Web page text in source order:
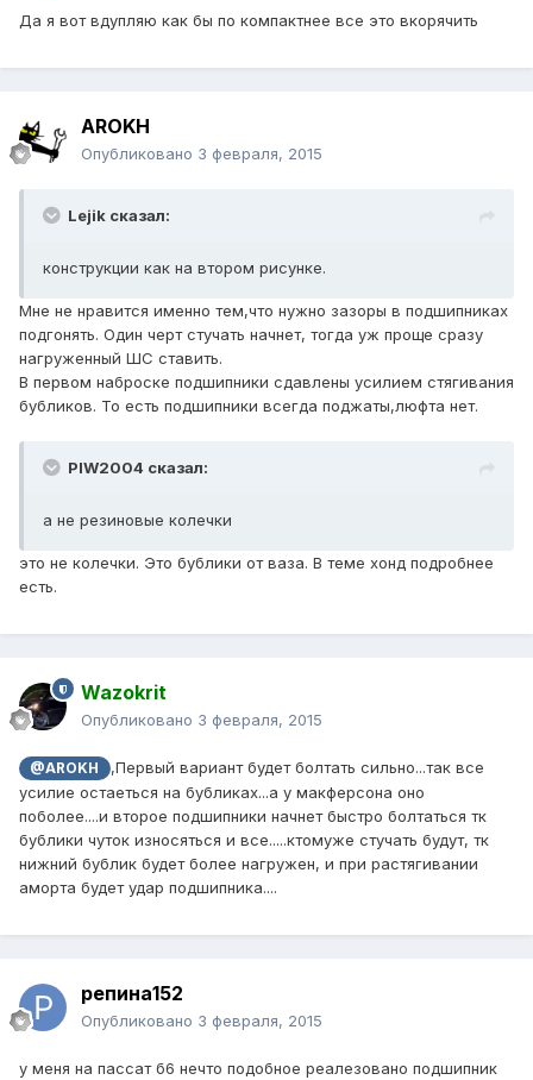
Да я вот вдупляю как бы по компактнее все это вкорячить
AROKH
Опубликовано 3 февраля, 2015
Lejik сказал:
конструкции как на втором рисунке.
Мне не нравится именно тем,что нужно зазоры в подшипниках
подгонять. Один черт стучать начнет, тогда уж проще сразу
нагруженный ШС ставить.
В первом наброске подшипники сдавлены усилием стягивания
бубликов. То есть подшипники всегда поджаты,люфта нет.
PIW2004 сказал:
а не резиновые колечки
это не колечки. Это бублики от ваза. В теме хонд подробнее
есть.
Wazokrit
Опубликовано 3 февраля, 2015
@AROKH
,Первый вариант будет болтать сильно...так все
усилие остаеться на бубликах...а у макферсона оно
поболее....и второе подшипники начнет быстро болтаться тк
бублики чуток износяться и все.....ктомуже стучать будут, тк
нижний бублик будет более нагружен, и при растягивании
аморта будет удар подшипника....
репина152
Опубликовано 3 февраля, 2015
у меня на пассат б6 нечто подобное реалезовано подшипник